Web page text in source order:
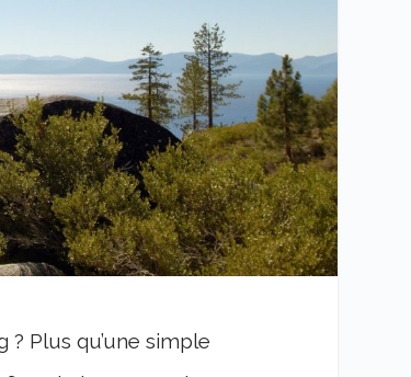
Plus qu’une simple